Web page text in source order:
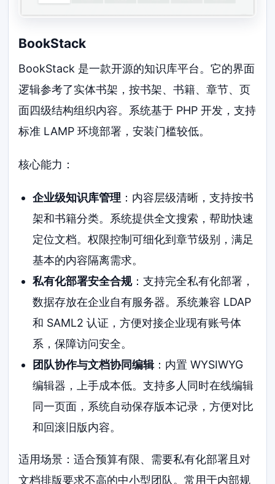
BookStack
BookStack 是一款开源的知识库平台。它的界面
逻辑参考了实体书架，按书架、书籍、章节、页
面四级结构组织内容。系统基于 PHP 开发，支持
标准 LAMP 环境部署，安装门槛较低。
核心能力：
企业级知识库管理 ：内容层级清晰，支持按书
架和书籍分类。系统提供全文搜索，帮助快速
定位文档。权限控制可细化到章节级别，满足
基本的内容隔离需求。
私有化部署安全合规：支持完全私有化部署，
数据存放在企业自有服务器。系统兼容 LDAP
和 SAML2 认证，方便对接企业现有账号体
系，保障访问安全。
团队协作与文档协同编辑：内置 WYSIWYG
编辑器，上手成本低。支持多人同时在线编辑
同一页面，系统自动保存版本记录，方便对比
和回滚旧版内容。
适用场景：适合预算有限、需要私有化部署且对
文档排版要求不高的中小型团队。常用于内部规